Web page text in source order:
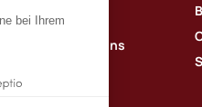
katalog
Kontaktieren sie uns